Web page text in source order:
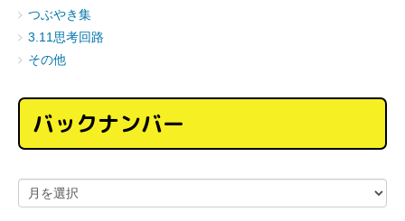
つぶやき集
3.11思考回路
その他
バックナンバー